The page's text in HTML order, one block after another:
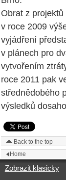
Obrat z
v roce 2009
vyjádření
v plánech pro
vytvořením
roce 2011 pak
střednědobého
výsledků
Back to the top
Home
Zobrazit klasicky